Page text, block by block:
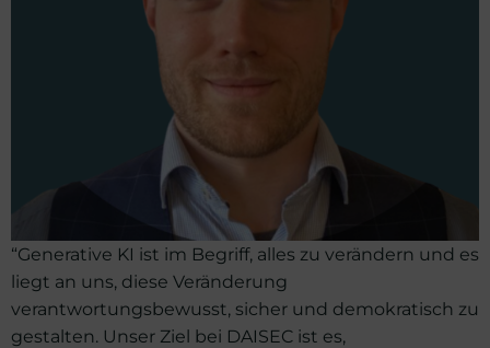
“Generative KI ist im Begriff, alles zu verändern und es
liegt an uns, diese Veränderung
verantwortungsbewusst, sicher und demokratisch zu
gestalten. Unser Ziel bei DAISEC ist es,